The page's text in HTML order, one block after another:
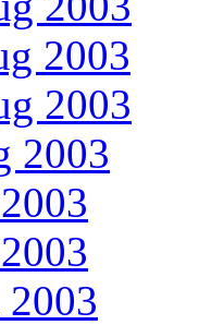
2003
2003
2003